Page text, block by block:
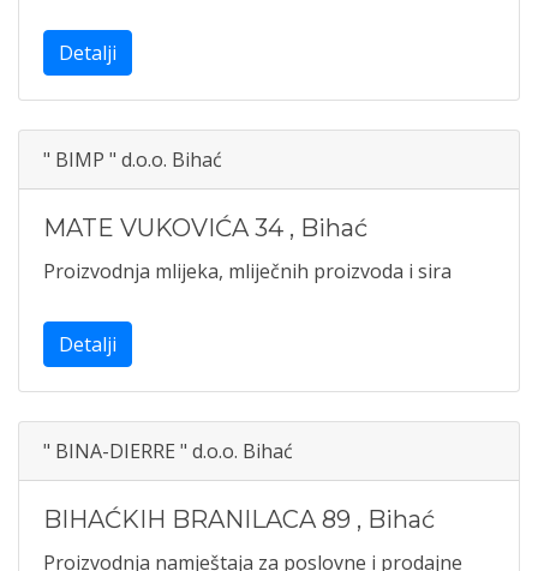
Detalji
" BIMP " d.o.o. Bihać
MATE VUKOVIĆA 34 , Bihać
Proizvodnja mlijeka, mliječnih proizvoda i sira
Detalji
" BINA-DIERRE " d.o.o. Bihać
BIHAĆKIH BRANILACA 89 , Bihać
Proizvodnja namještaja za poslovne i prodajne